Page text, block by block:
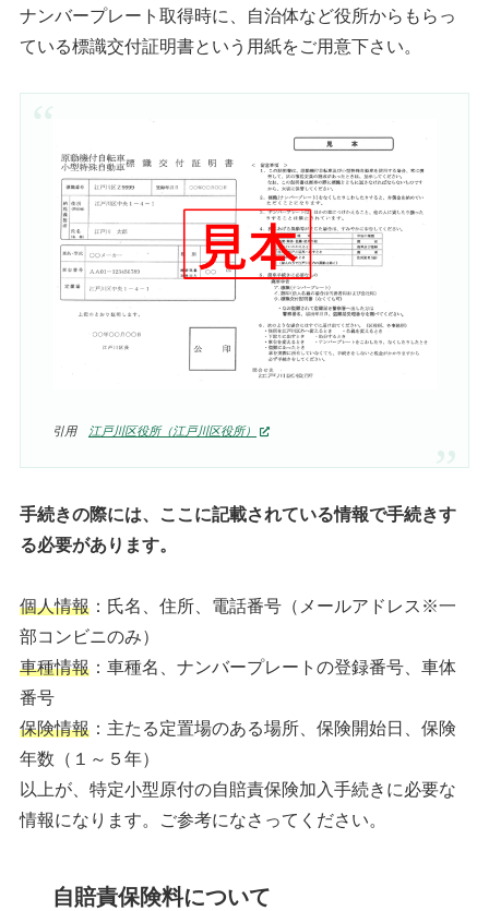
ナンバープレート取得時に、自治体など役所からもらっ
ている標識交付証明書という用紙をご用意下さい。
引用 江戸川区役所（江戸川区役所）
手続きの際には、ここに記載されている情報で手続きす
る必要があります。
個人情報 ：氏名、住所、電話番号（メールアドレス※一
部コンビニのみ）
車種情報 ：車種名、ナンバープレートの登録番号、車体
番号
保険情報 ：主たる定置場のある場所、保険開始日、保険
年数（１～５年）
以上が、特定小型原付の自賠責保険加入手続きに必要な
情報になります。ご参考になさってください。
自賠責保険料について